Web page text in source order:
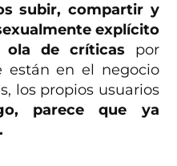
subir, compartir y
explícito
ola de críticas por
están en el negocio
los propios usuarios
parece que ya